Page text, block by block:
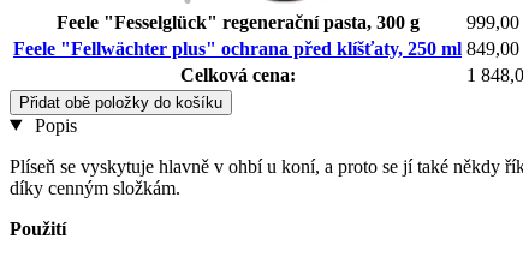
Feele "Fesselglück" regenerační pasta, 300 g
Feele "Fellwächter plus" ochrana před klíšťaty, 250 ml
Celková cena:
1
Přidat obě položky do košíku
Popis
Plíseň se vyskytuje hlavně v ohbí u koní, a proto se jí také někdy
díky cenným složkám.
Použití